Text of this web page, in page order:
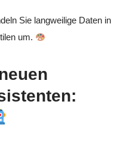
Sie langweilige Daten in
um.